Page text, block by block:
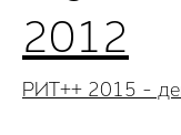
2012
РИТ++ 2015 -